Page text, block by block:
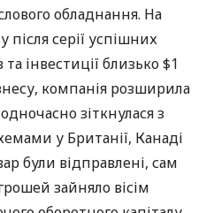
обладнання. На
після серії успішних
інвестиції близько $1
компанія розширила
зіткнулася з
у Британії, Канаді
були відправлені, сам
зайняло вісім